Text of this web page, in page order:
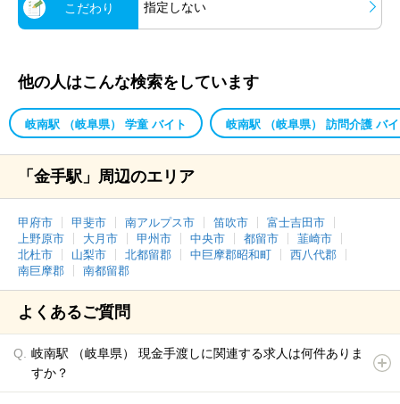
こだわり 指定しない
他の人はこんな検索をしています
岐南駅 （岐阜県） 学童 バイト 岐南駅 （岐阜県） 訪問介護 バ
「金手駅」周辺のエリア
甲府市 甲斐市 南アルプス市 笛吹市
富士吉田市
上野原市
大月市 甲州市 中央市 都留市
韮崎市
北杜市
山梨市 北都留郡 中巨摩郡昭和町
西八代郡
南巨摩郡
南都留郡
よくあるご質問
岐南駅 （岐阜県） 現金手渡しに関連する求人は何件ありま
すか？